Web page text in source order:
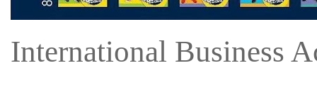
International Business